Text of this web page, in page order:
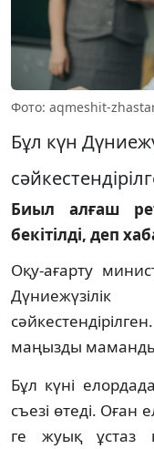
Фото: aqmeshit-
Бұл күн
Биыл алғаш
бекітілді, деп
Оқу-ағарту
маңызды мамандық
Бұл күні
съезі өтеді. Оған
ге жуық ұстаз